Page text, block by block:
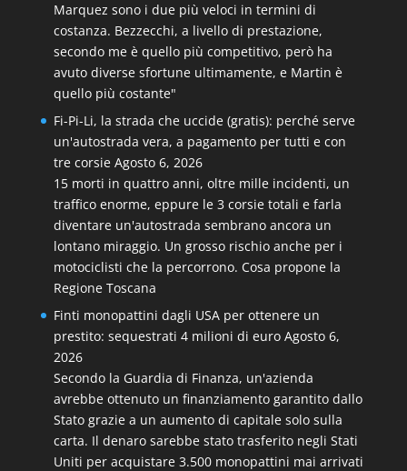
Marquez sono i due più veloci in termini di
costanza. Bezzecchi, a livello di prestazione,
secondo me è quello più competitivo, però ha
avuto diverse sfortune ultimamente, e Martin è
quello più costante"
Fi-Pi-Li, la strada che uccide (gratis): perché serve
un'autostrada vera, a pagamento per tutti e con
tre corsie Agosto 6, 2026
15 morti in quattro anni, oltre mille incidenti, un
traffico enorme, eppure le 3 corsie totali e farla
diventare un'autostrada sembrano ancora un
lontano miraggio. Un grosso rischio anche per i
motociclisti che la percorrono. Cosa propone la
Regione Toscana
Finti monopattini dagli USA per ottenere un
prestito: sequestrati 4 milioni di euro Agosto 6,
2026
Secondo la Guardia di Finanza, un'azienda
avrebbe ottenuto un finanziamento garantito dallo
Stato grazie a un aumento di capitale solo sulla
carta. Il denaro sarebbe stato trasferito negli Stati
Uniti per acquistare 3.500 monopattini mai arrivati